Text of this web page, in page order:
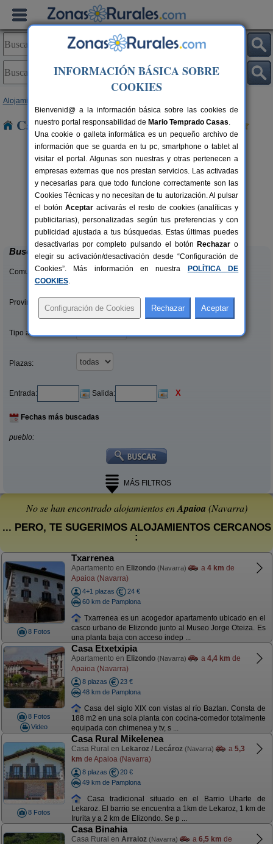
Alojamientos
Casas Rurales cerca de Apaioa
200+10 pers.
desde20 €
Camping Bardenas
Villafranca (Navarra)
Buscar
Comunidades:
Provincias/Islas:
Tipo alquiler:
Plazas:
Entrada: Salida: X
Fechas más buscadas
pueblo:
MÁS FILTROS
No se han encontrado alojamientos enApaioa (Navarra)
... PERO, TE SUGERIMOS ALOJAMIENTOS CERCANOS
:
8 Fotos
Txarrenea
Apartamento en Elizondo (Navarra) a 4 km de
Apaioa (Navarra)
4+1 plazas
24 €
60 km de Pamplona
Txarrenea es un acogedor apartamento ubicado en el
casco urbano de Elizondo junto al Museo Jorge Oteiza. Es
una planta baja con acceso indep ...
8 Fotos
Video
Casa Etxetxipia
Apartamento en Elizondo (Navarra) a 4,4 km de
Apaioa (Navarra)
8 plazas
23 €
48 km de Pamplona
Casa del siglo XIX con vistas al río Baztan. Consta de
188 m2 en una sola planta con cocina-comedor totalmente
equipada con chimenea y tv, s ...
8 Fotos
Casa Rural Mikelenea
Casa Rural en Lekaroz / Lecároz (Navarra) a 5,3
km de Apaioa (Navarra)
8 plazas
20 €
49 km de Pamplona
Casa tradicional situado en el Barrio Uharte de
Lekaroz. El barrio se encuentra a 1km de Lekaroz, 1 km de
Irurita y a 2 km de Elizondo. Se p ...
Casa Binahia
Casa Rural en Arraioz (Navarra) a 6,5 km de
INFORMACIÓN BÁSICA SOBRE
COOKIES
Bienvenid@ a la información básica sobre las cookies de
nuestro portal responsabilidad de Mario Temprado Casas.
Una cookie o galleta informática es un pequeño archivo de
información que se guarda en tu pc, smartphone o tablet al
visitar el portal. Algunas son nuestras y otras pertenecen a
empresas externas que nos prestan servicios. Las activadas
y necesarias para que todo funcione correctamente son las
Cookies Técnicas y no necesitan de tu autorización. Al pulsar
el botónAceptar activarás el resto de cookies (analíticas y
publicitarias), personalizadas según tus preferencias y con
publicidad ajustada a tus búsquedas. Estas últimas puedes
desactivarlas por completo pulsando el botón Rechazar o
elegir su activación/desactivación desde “Configuración de
Cookies”. Más información en nuestra
POLÍTICA DE
COOKIES.